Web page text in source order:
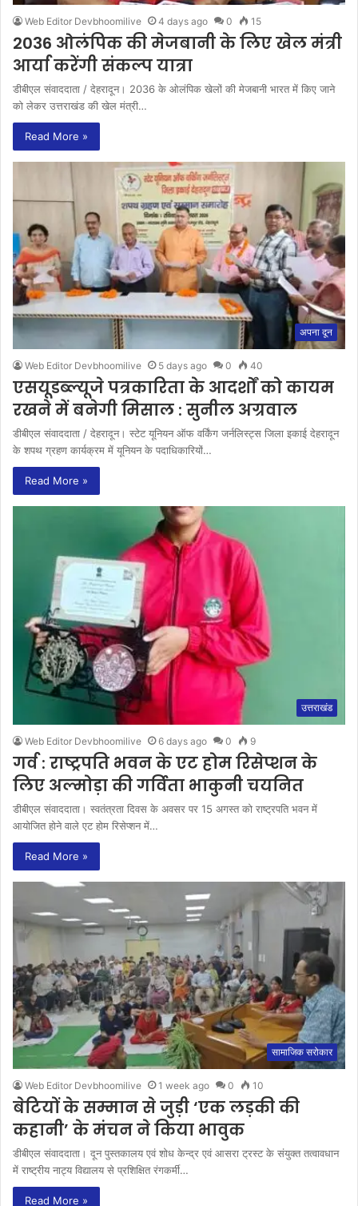
Web Editor Devbhoomilive 4 days ago 0 15
2036 ओलंपिक की मेजबानी के लिए खेल मंत्री
आर्या करेंगी संकल्प यात्रा
डीबीएल संवाददाता / देहरादून। 2036 के ओलंपिक खेलों की मेजबानी भारत में किए जाने
को लेकर उत्तराखंड की खेल मंत्री…
Read More »
अपना दून
Web Editor Devbhoomilive 5 days ago 0 40
एसयूडब्ल्यूजे पत्रकारिता के आदर्शों को कायम
रखने में बनेगी मिसाल : सुनील अग्रवाल
डीबीएल संवाददाता / देहरादून। स्टेट यूनियन ऑफ वर्किंग जर्नलिस्ट्स जिला इकाई देहरादून
के शपथ ग्रहण कार्यक्रम में यूनियन के पदाधिकारियों…
Read More »
उत्तराखंड
Web Editor Devbhoomilive 6 days ago 0 9
गर्व : राष्ट्रपति भवन के एट होम रिसेप्शन के
लिए अल्मोड़ा की गर्विता भाकुनी चयनित
डीबीएल संवाददाता। स्वतंत्रता दिवस के अवसर पर 15 अगस्त को राष्ट्रपति भवन में
आयोजित होने वाले एट होम रिसेप्शन में…
Read More »
सामाजिक सरोकार
Web Editor Devbhoomilive 1 week ago 0 10
बेटियों के सम्मान से जुड़ी ‘एक लड़की की
कहानी’ के मंचन ने किया भावुक
डीबीएल संवाददाता। दून पुस्तकालय एवं शोध केन्द्र एवं आसरा ट्रस्ट के संयुक्त तत्वावधान
में राष्ट्रीय नाट्य विद्यालय से प्रशिक्षित रंगकर्मी…
Read More »